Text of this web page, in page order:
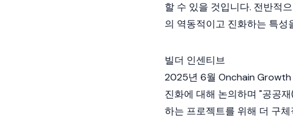
할 수 있을 것입니다. 전반적
의 역동적이고 진화하는 특성
빌더 인센티브
2025년 6월 Onchain Growth
진화에 대해 논의하며 "공공
하는 프로젝트를 위해 더 구